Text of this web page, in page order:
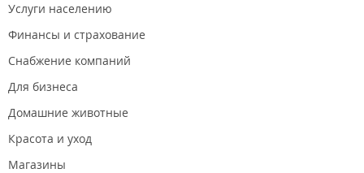
Услуги населению
Финансы и страхование
Снабжение компаний
Для бизнеса
Домашние животные
Красота и уход
Магазины